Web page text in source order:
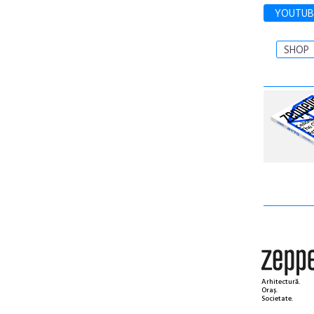
SHOP
Arhitectură.
Oraș.
Societate.